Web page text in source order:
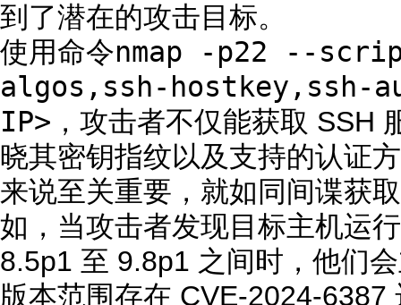
到了潜在的攻击目标。
使用命令nmap -p22 --
algos,ssh-hostkey,ssh-
IP> ，攻击者不仅能获取 SSH
晓其密钥指纹以及支持的认证
来说至关重要，就如同间谍获
如，当攻击者发现目标主机运
8.5p1 至 9.8p1 之间时，他们
版本范围存在 CVE-2024-6387